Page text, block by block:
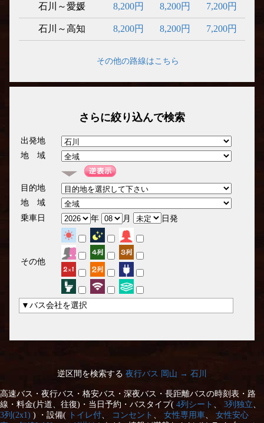
石川～愛媛 8,200円 8,200円 7,200円
石川～高知 8,200円 8,200円 7,200円
その他の路線はこちら
さらに絞り込んで検索
出発地
地 域
目的地
地 域
乗車日
年 月 日発
その他
▼バス会社を選択
逆区間を検索する 夜行バス 岡山 → 石川
高速バス・夜行バス・格安バス・深夜バス・長距離バスの時刻表・路
線・料金(片道、往復)・当日予約・バスタイプ( 4列シート 3列独立
3列(2x1) ) ・設備( トイレ付 コンセント 女性専用車
女性安心